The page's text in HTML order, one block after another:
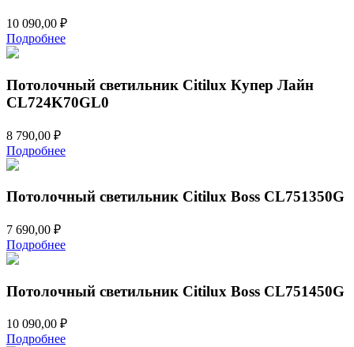
10 090,00 ₽
Подробнее
Потолочный светильник Citilux Купер Лайн
CL724K70GL0
8 790,00 ₽
Подробнее
Потолочный светильник Citilux Boss CL751350G
7 690,00 ₽
Подробнее
Потолочный светильник Citilux Boss CL751450G
10 090,00 ₽
Подробнее